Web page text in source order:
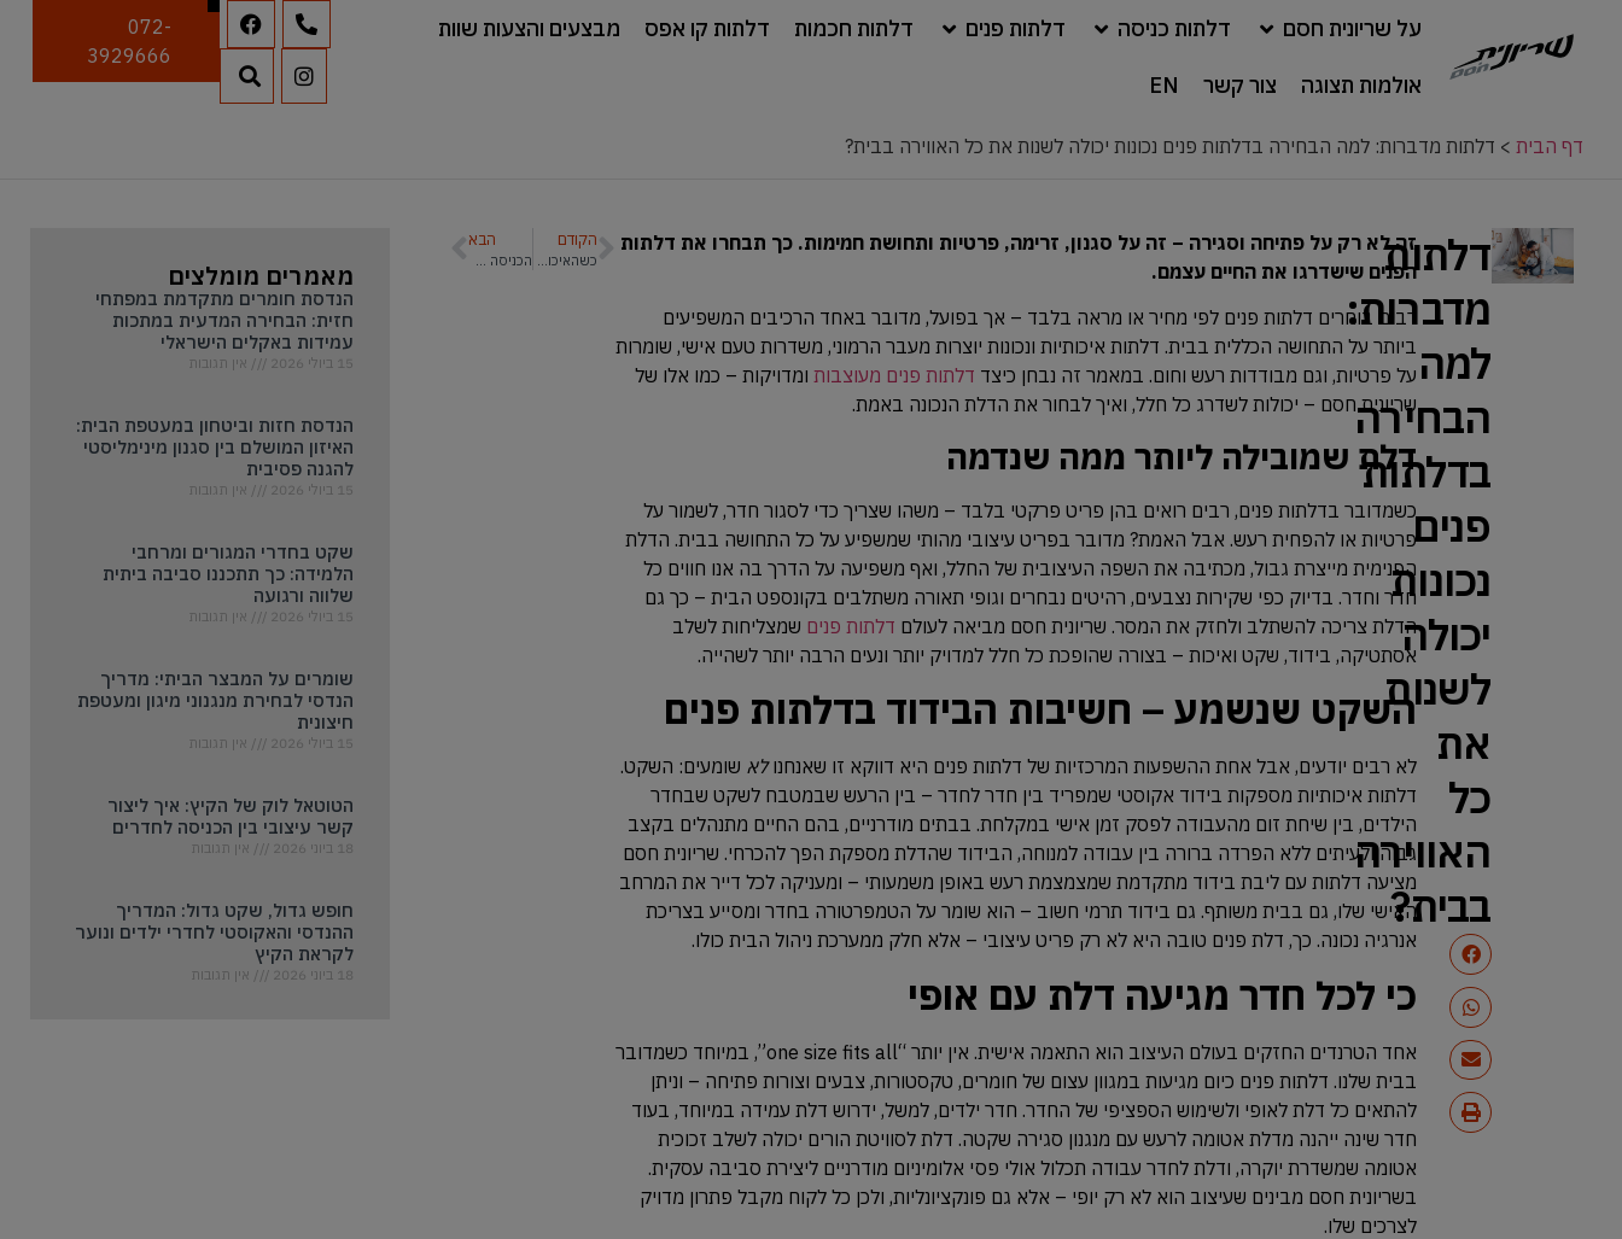
על שריונית חסם דלתות כניסה דלתות פנים דלתות חכמות דלתות קו אפס מבצעים והצעות שוות
אולמות תצוגה צור קשר EN
072-
3929666
דף הבית > דלתות מדברות: למה הבחירה בדלתות פנים נכונות יכולה לשנות את כל האווירה בבית?
דלתות
מדברות:
למה
הבחירה
בדלתות
פנים
נכונות
יכולה
לשנות
את
כל
האווירה
בבית?
זה לא רק על פתיחה וסגירה – זה על סגנון, זרימה, פרטיות ותחושת חמימות. כך תבחרו את דלתות
הפנים שישדרגו את החיים עצמם.
רבים בוחרים דלתות פנים לפי מחיר או מראה בלבד – אך בפועל, מדובר באחד הרכיבים המשפיעים
ביותר על התחושה הכללית בבית. דלתות איכותיות ונכונות יוצרות מעבר הרמוני, משדרות טעם אישי, שומרות
על פרטיות, וגם מבודדות רעש וחום. במאמר זה נבחן כיצד דלתות פנים מעוצבותומדויקות – כמו אלו של
שריונית חסם – יכולות לשדרג כל חלל, ואיך לבחור את הדלת הנכונה באמת.
דלת שמובילה ליותר ממה שנדמה
כשמדובר בדלתות פנים, רבים רואים בהן פריט פרקטי בלבד – משהו שצריך כדי לסגור חדר, לשמור על
פרטיות או להפחית רעש. אבל האמת? מדובר בפריט עיצובי מהותי שמשפיע על כל התחושה בבית. הדלת
הפנימית מייצרת גבול, מכתיבה את השפה העיצובית של החלל, ואף משפיעה על הדרך בה אנו חווים כל
חדר וחדר. בדיוק כפי שקירות נצבעים, רהיטים נבחרים וגופי תאורה משתלבים בקונספט הבית – כך גם
הדלת צריכה להשתלב ולחזק את המסר. שריונית חסם מביאה לעולם דלתות פנים שמצליחות לשלב
אסתטיקה, בידוד, שקט ואיכות – בצורה שהופכת כל חלל למדויק יותר ונעים הרבה יותר לשהייה.
השקט שנשמע – חשיבות הבידוד בדלתות פנים
לא רבים יודעים, אבל אחת ההשפעות המרכזיות של דלתות פנים היא דווקא זו שאנחנולא שומעים: השקט.
דלתות איכותיות מספקות בידוד אקוסטי שמפריד בין חדר לחדר – בין הרעש שבמטבח לשקט שבחדר
הילדים, בין שיחת זום מהעבודה לפסק זמן אישי במקלחת. בבתים מודרניים, בהם החיים מתנהלים בקצב
גבוה ולעיתים ללא הפרדה ברורה בין עבודה למנוחה, הבידוד שהדלת מספקת הפך להכרחי. שריונית חסם
מציעה דלתות עם ליבת בידוד מתקדמת שמצמצמת רעש באופן משמעותי – ומעניקה לכל דייר את המרחב
האישי שלו, גם בבית משותף. גם בידוד תרמי חשוב – הוא שומר על הטמפרטורה בחדר ומסייע בצריכת
אנרגיה נכונה. כך, דלת פנים טובה היא לא רק פריט עיצובי – אלא חלק ממערכת ניהול הבית כולו.
כי לכל חדר מגיעה דלת עם אופי
אחד הטרנדים החזקים בעולם העיצוב הוא התאמה אישית. אין יותר “one size fits all”, במיוחד כשמדובר
בבית שלנו. דלתות פנים כיום מגיעות במגוון עצום של חומרים, טקסטורות, צבעים וצורות פתיחה – וניתן
להתאים כל דלת לאופי ולשימוש הספציפי של החדר. חדר ילדים, למשל, ידרוש דלת עמידה במיוחד, בעוד
חדר שינה ייהנה מדלת אטומה לרעש עם מנגנון סגירה שקטה. דלת לסוויטת הורים יכולה לשלב זכוכית
אטומה שמשדרת יוקרה, ודלת לחדר עבודה תכלול אולי פסי אלומיניום מודרניים ליצירת סביבה עסקית.
בשריונית חסם מבינים שעיצוב הוא לא רק יופי – אלא גם פונקציונליות, ולכן כל לקוח מקבל פתרון מדויק
לצרכים שלו.
הקודם
כשהאיכות פוגשת את המחיר: דלתות כניסה במבצע שלא מתפשרות על עיצוב
הבא
הכניסה הנעלמת: למה דלתות קו אפס הן הטרנד הכי חם בעיצוב הפנים מאמרים מומלצים
הנדסת חומרים מתקדמת במפתחי
חזית: הבחירה המדעית במתכות
עמידות באקלים הישראלי
15 ביולי 2026 אין תגובות
הנדסת חזות וביטחון במעטפת הבית:
האיזון המושלם בין סגנון מינימליסטי
להגנה פסיבית
15 ביולי 2026 אין תגובות
שקט בחדרי המגורים ומרחבי
הלמידה: כך תתכננו סביבה ביתית
שלווה ורגועה
15 ביולי 2026 אין תגובות
שומרים על המבצר הביתי: מדריך
הנדסי לבחירת מנגנוני מיגון ומעטפת
חיצונית
15 ביולי 2026 אין תגובות
הטוטאל לוק של הקיץ: איך ליצור
קשר עיצובי בין הכניסה לחדרים
18 ביוני 2026 אין תגובות
חופש גדול, שקט גדול: המדריך
ההנדסי והאקוסטי לחדרי ילדים ונוער
לקראת הקיץ
18 ביוני 2026 אין תגובות